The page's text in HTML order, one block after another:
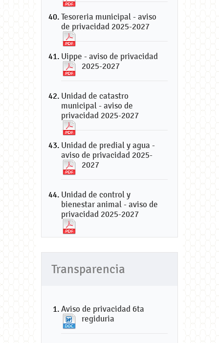
Tesoreria municipal - aviso
de privacidad 2025-2027
Uippe - aviso de privacidad
2025-2027
Unidad de catastro
municipal - aviso de
privacidad 2025-2027
Unidad de predial y agua -
aviso de privacidad 2025-
2027
Unidad de control y
bienestar animal - aviso de
privacidad 2025-2027
Transparencia
Aviso de privacidad 6ta
regiduria